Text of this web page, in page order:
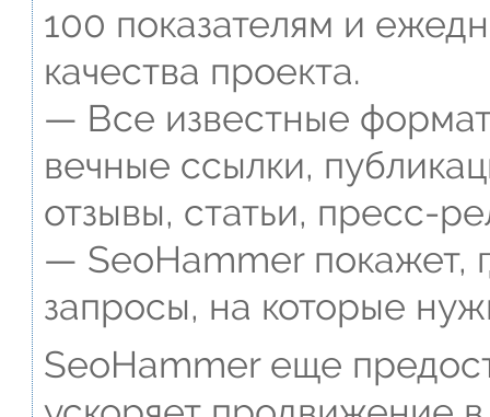
100 показателям и
качества проекта.
— Все известные
вечные ссылки,
отзывы, статьи, пресс-
— SeoHammer покажет,
запросы, на которые
SeoHammer еще